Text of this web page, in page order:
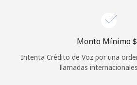
Monto Mínimo
Intenta Crédito de Voz por una
llamadas